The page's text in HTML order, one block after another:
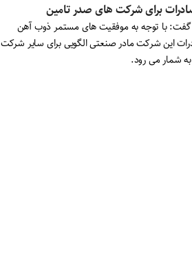
برای شرکت های صدر تامین
گفت: با توجه به موفقیت های مستمر ذوب آهن
این شرکت مادر صنعتی الگویی برای سایر شرکت
شمار می رود.